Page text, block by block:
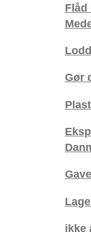
Flåd
Gør
ikke